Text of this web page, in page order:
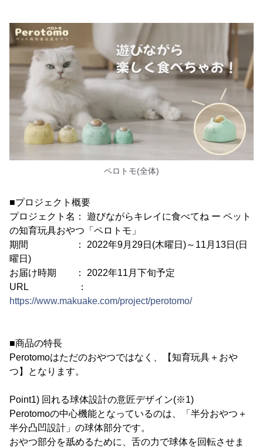
ペロトモ(全体)
■プロジェクト概要
プロジェクト名： 遊びながらキレイに食べてね ー ペット
の知育玩具おやつ「ペロトモ」
期間 ： 2022年9月29日(木曜日)～11月13日(日
曜日)
お届け時期 ： 2022年11月下旬予定
URL ：
https://www.makuake.com/project/perotomo/
■商品の特長
Perotomoはただのおやつではなく、【知育玩具＋おや
つ】となります。
Point1) 回れる球体設計の意匠デザイン(※1)
Perotomoの中心機能となっているのは、「半分おやつ＋
半分凸凹設計」の球体部分です。
おやつ部分を舐めるために、舌の力で球体を回転させま